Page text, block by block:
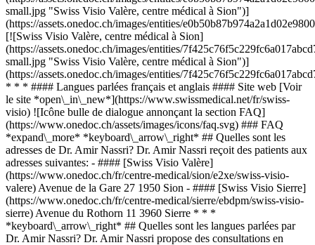
small.jpg "Swiss Visio Valère, centre médical à Sion")]
(https://assets.onedoc.ch/images/entities/
[![Swiss Visio Valère, centre médical à Sion]
(https://assets.onedoc.ch/images/entities/
small.jpg "Swiss Visio Valère, centre médical à Sion")]
(https://assets.onedoc.ch/images/entities/
* * * #### Langues parlées français et anglais #### Site web [Voir
le site *open\_in\_new*](https://www.swissmedical.net/fr/swiss-
visio) ![Icône bulle de dialogue annonçant la section FAQ]
(https://www.onedoc.ch/assets/images/icons/faq.svg) ### FAQ
*expand\_more* *keyboard\_arrow\_right* ## Quelles sont les
adresses de Dr. Amir Nassri? Dr. Amir Nassri reçoit des patients aux
adresses suivantes: - #### [Swiss Visio Valère]
(https://www.onedoc.ch/fr/centre-medical/sion/e2xe/swiss-visio-
valere) Avenue de la Gare 27 1950 Sion - #### [Swiss Visio Sierre]
(https://www.onedoc.ch/fr/centre-medical/sierre/ebdpm/swiss-visio-
sierre) Avenue du Rothorn 11 3960 Sierre * * *
*keyboard\_arrow\_right* ## Quelles sont les langues parlées par
Dr. Amir Nassri? Dr. Amir Nassri propose des consultations en